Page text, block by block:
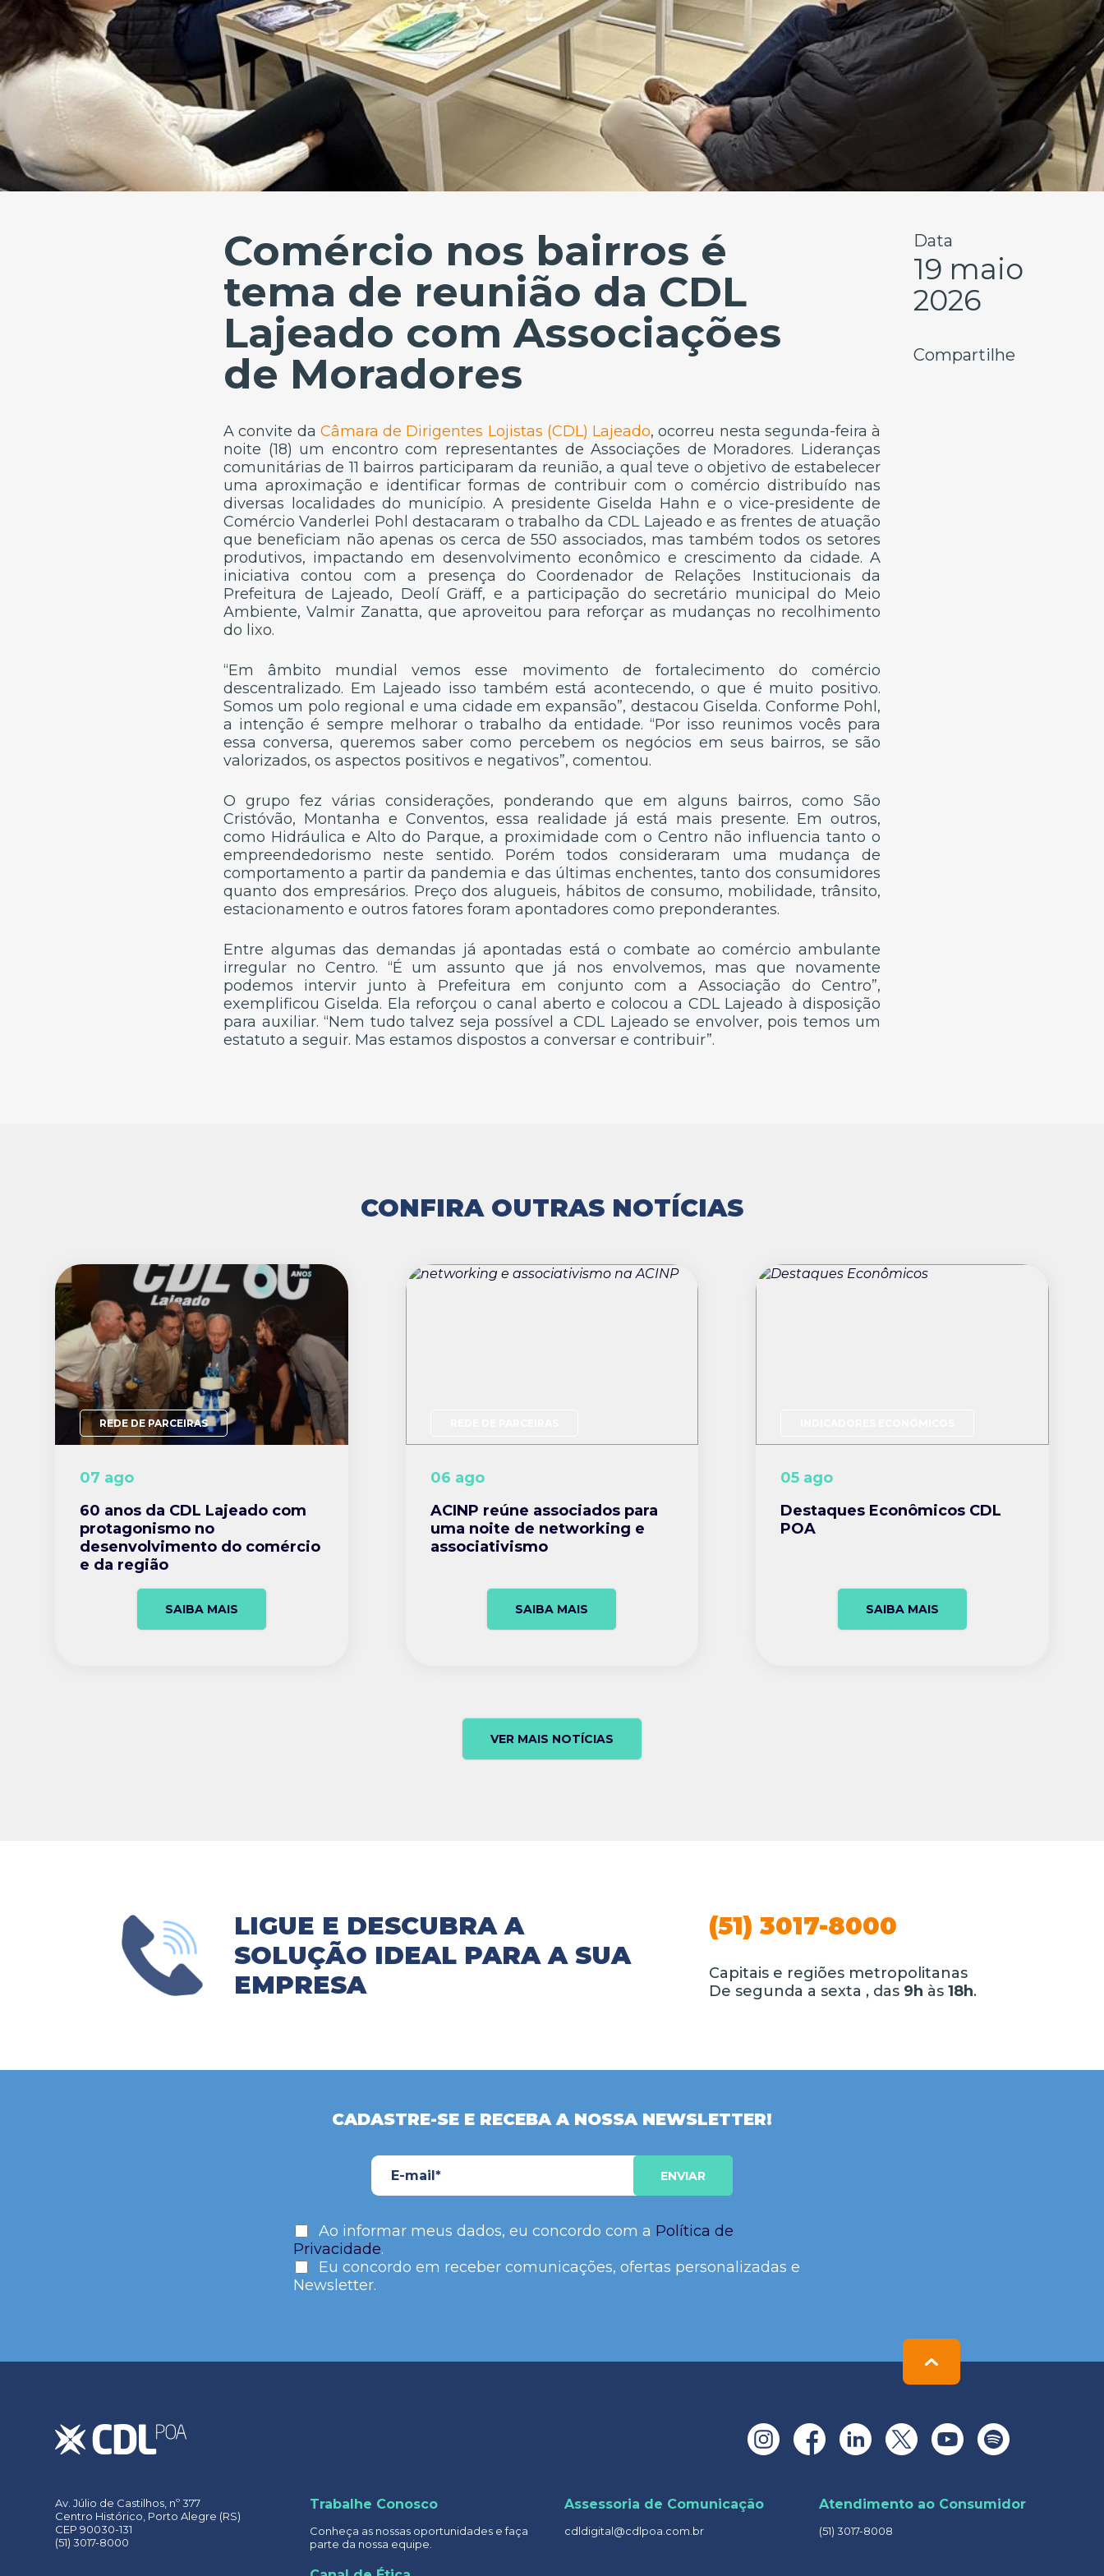
Comércio nos bairros é
tema de reunião da CDL
Lajeado com Associações
de Moradores
A convite da Câmara de Dirigentes Lojistas (CDL) Lajeado, ocorreu nesta segunda-feira à
noite (18) um encontro com representantes de Associações de Moradores. Lideranças
comunitárias de 11 bairros participaram da reunião, a qual teve o objetivo de estabelecer
uma aproximação e identificar formas de contribuir com o comércio distribuído nas
diversas localidades do município. A presidente Giselda Hahn e o vice-presidente de
Comércio Vanderlei Pohl destacaram o trabalho da CDL Lajeado e as frentes de atuação
que beneficiam não apenas os cerca de 550 associados, mas também todos os setores
produtivos, impactando em desenvolvimento econômico e crescimento da cidade. A
iniciativa contou com a presença do Coordenador de Relações Institucionais da
Prefeitura de Lajeado, Deolí Gräff, e a participação do secretário municipal do Meio
Ambiente, Valmir Zanatta, que aproveitou para reforçar as mudanças no recolhimento
do lixo.
“Em âmbito mundial vemos esse movimento de fortalecimento do comércio
descentralizado. Em Lajeado isso também está acontecendo, o que é muito positivo.
Somos um polo regional e uma cidade em expansão”, destacou Giselda. Conforme Pohl,
a intenção é sempre melhorar o trabalho da entidade. “Por isso reunimos vocês para
essa conversa, queremos saber como percebem os negócios em seus bairros, se são
valorizados, os aspectos positivos e negativos”, comentou.
O grupo fez várias considerações, ponderando que em alguns bairros, como São
Cristóvão, Montanha e Conventos, essa realidade já está mais presente. Em outros,
como Hidráulica e Alto do Parque, a proximidade com o Centro não influencia tanto o
empreendedorismo neste sentido. Porém todos consideraram uma mudança de
comportamento a partir da pandemia e das últimas enchentes, tanto dos consumidores
quanto dos empresários. Preço dos alugueis, hábitos de consumo, mobilidade, trânsito,
estacionamento e outros fatores foram apontadores como preponderantes.
Entre algumas das demandas já apontadas está o combate ao comércio ambulante
irregular no Centro. “É um assunto que já nos envolvemos, mas que novamente
podemos intervir junto à Prefeitura em conjunto com a Associação do Centro”,
exemplificou Giselda. Ela reforçou o canal aberto e colocou a CDL Lajeado à disposição
para auxiliar. “Nem tudo talvez seja possível a CDL Lajeado se envolver, pois temos um
estatuto a seguir. Mas estamos dispostos a conversar e contribuir”.
Data
19 maio
2026
Compartilhe
CONFIRA OUTRAS NOTÍCIAS
REDE DE PARCEIRAS
07 ago
60 anos da CDL Lajeado com
protagonismo no
desenvolvimento do comércio
e da região
SAIBA MAIS
06 ago
ACINP reúne associados para
uma noite de networking e
associativismo
SAIBA MAIS
05 ago
Destaques Econômicos CDL
POA
SAIBA MAIS
VER MAIS NOTÍCIAS
LIGUE E DESCUBRA A
SOLUÇÃO IDEAL PARA A SUA
EMPRESA
(51) 3017-8000
Capitais e regiões metropolitanas
De segunda a sexta , das 9h às 18h.
CADASTRE-SE E RECEBA A NOSSA NEWSLETTER!
Ao informar meus dados, eu concordo com a Política de
Privacidade.
Eu concordo em receber comunicações, ofertas personalizadas e
Newsletter.
field
Av. Júlio de Castilhos, nº 377
Centro Histórico, Porto Alegre (RS)
CEP 90030-131
(51) 3017-8000
Trabalhe Conosco
Conheça as nossas oportunidades e faça
parte da nossa equipe.
Assessoria de Comunicação
cdldigital@cdlpoa.com.br
Atendimento ao Consumidor
(51) 3017-8008